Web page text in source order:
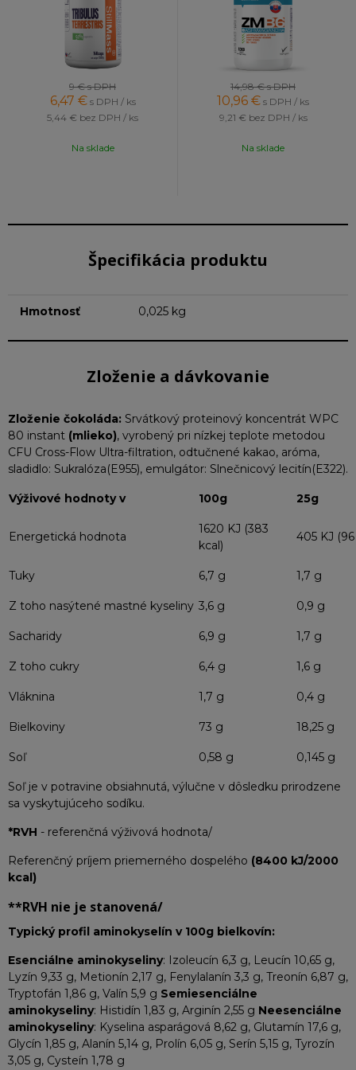
9 €s DPH
6,47 € s DPH / ks
5,44 € bez DPH / ks
Na sklade
14,98 €s DPH
10,96 € s DPH / ks
9,21 € bez DPH / ks
Na sklade
Špecifikácia produktu
Hmotnosť 0,025 kg
Zloženie a dávkovanie
Zloženie čokoláda: Srvátkový proteinový koncentrát WPC
80 instant (mlieko), vyrobený pri nízkej teplote metodou
CFU Cross-Flow Ultra-filtration, odtučnené kakao, aróma,
sladidlo: Sukralóza(E955), emulgátor: Slnečnicový lecitín(E322).
Výživové hodnoty v 100g 25g
Energetická hodnota
1620 KJ (383
kcal)
405 KJ
Tuky 6,7 g 1,7 g
Z toho nasýtené mastné kyseliny 3,6 g 0,9 g
Sacharidy 6,9 g 1,7 g
Z toho cukry 6,4 g 1,6 g
Vláknina 1,7 g 0,4 g
Bielkoviny 73 g 18,25 g
Soľ 0,58 g 0,145 g
Soľ je v potravine obsiahnutá, výlučne v dôsledku prirodzene
sa vyskytujúceho sodíku.
*RVH - referenčná výživová hodnota/
Referenčný príjem priemerného dospelého (8400 kJ/2000
kcal)
**RVH nie je stanovená/
Typický profil aminokyselín v 100g bielkovín:
Esenciálne aminokyseliny: Izoleucín 6,3 g, Leucín 10,65 g,
Lyzín 9,33 g, Metionín 2,17 g, Fenylalanín 3,3 g, Treonín 6,87 g,
Tryptofán 1,86 g, Valín 5,9 g Semiesenciálne
aminokyseliny: Histidín 1,83 g, Arginín 2,55 g Neesenciálne
aminokyseliny: Kyselina asparágová 8,62 g, Glutamín 17,6 g,
Glycín 1,85 g, Alanín 5,14 g, Prolín 6,05 g, Serín 5,15 g, Tyrozín
3,05 g, Cysteín 1,78 g